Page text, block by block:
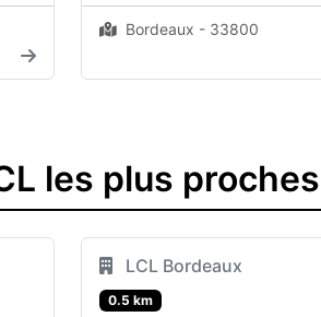
Bordeaux - 33800
les plus
LCL Bordeaux
0.5 km